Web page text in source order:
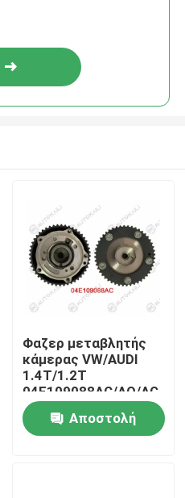
Φαζερ μεταβλητής
κάμερας VW/AUDI
1.4T/1.2T
04E109088AC/AQ/AG
Αποστολή